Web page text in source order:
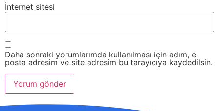
İnternet sitesi
Daha sonraki yorumlarımda kullanılması için adım, e-
posta adresim ve site adresim bu tarayıcıya kaydedilsin.